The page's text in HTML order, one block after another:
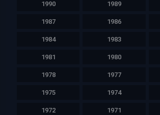
1990 1989
1987 1986
1984 1983
1981 1980
1978 1977
1975 1974
1972 1971